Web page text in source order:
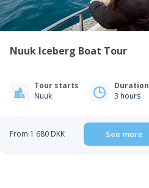
Nuuk Iceberg Boat Tour
Tour starts
Nuuk
Duration
3 hours
From 1 680 DKK See more